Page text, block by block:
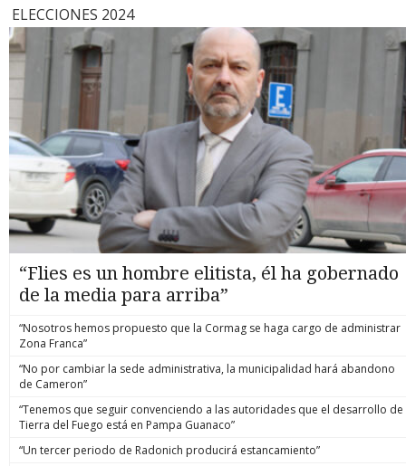
ELECCIONES 2024
“Flies es un hombre elitista, él ha gobernado
de la media para arriba”
“Nosotros hemos propuesto que la Cormag se haga cargo de administrar
Zona Franca”
“No por cambiar la sede administrativa, la municipalidad hará abandono
de Cameron”
“Tenemos que seguir convenciendo a las autoridades que el desarrollo de
Tierra del Fuego está en Pampa Guanaco”
“Un tercer periodo de Radonich producirá estancamiento”